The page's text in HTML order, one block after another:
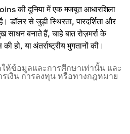
की दुनिया में एक मजबूत आधारशिला
डॉलर से जुड़ी स्थिरता, पारदर्शिता और
बनाते हैं, चाहे बात रोज़मर्रा के
हो, या अंतर्राष्ट्रीय भुगतानों की।
ห้ข้อมูลและการศึกษาเท่านั้น และ
เงิน การลงทุน หรือทางกฎหมาย